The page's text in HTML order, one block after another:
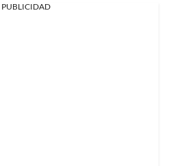
PUBLICIDAD